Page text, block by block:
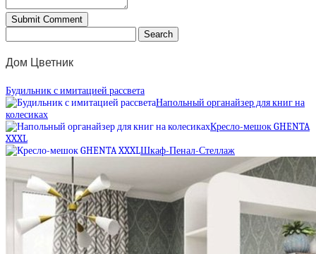
Дом Цветник
Будильник с имитацией рассвета
Напольный органайзер для книг на
колесиках
Кресло-мешок GHENTA
XXXL
Шкаф-Пенал-Стеллаж